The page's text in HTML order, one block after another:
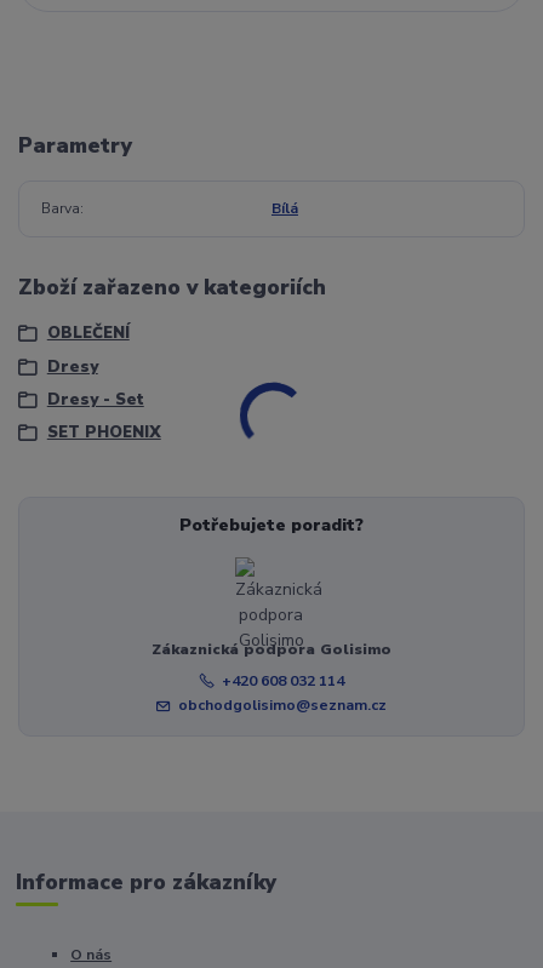
Parametry
Barva Bílá
Zboží zařazeno v kategoriích
OBLEČENÍ
Dresy
Dresy - Set
SET PHOENIX
Potřebujete poradit?
Zákaznická podpora Golisimo
+420 608 032 114
obchodgolisimo@seznam.cz
Informace pro zákazníky
O nás